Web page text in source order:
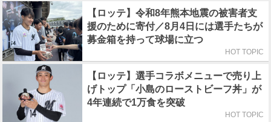
【ロッテ】令和8年熊本地震の被害者支
援のために寄付／8月4日には選手たちが
募金箱を持って球場に立つ
HOT TOPIC
【ロッテ】選手コラボメニューで売り上
げトップ「小島のローストビーフ丼」が
4年連続で1万食を突破
HOT TOPIC